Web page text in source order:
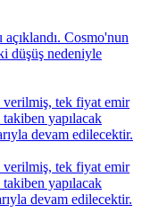
Cosmo'nun
düşüş nedeniyle
verilmiş, tek fiyat emir
yapılacak
devam edilecektir.
verilmiş, tek fiyat emir
yapılacak
devam edilecektir.